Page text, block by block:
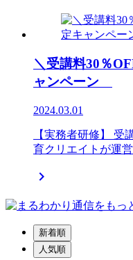
＼受講料30％
ャンペーン
2024.03.01
【実務者研修】
育クリエイトが運

新着順
人気順